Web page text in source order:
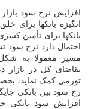
افزایش نرخ سود
انگیزه بانکها برای
بانکها برای تأمین
احتمال دارد نرخ سود
مسیر معمولا به
تقاضای کل در بازار
تورمی کمک نماید،
رخ سود بین بانکی
افزایش سود بانکی